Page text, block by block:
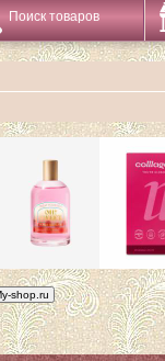
Поиск товаров